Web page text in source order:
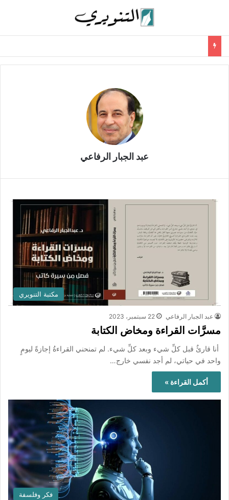
عبد الجبار الرفاعي
مكتبة التنويري
عبد الجبار الرفاعي 22 سبتمبر، 2023
مسرَّات القراءة ومخاض الكتابة
أنا قارئٌ قبل كلِّ شيء وبعد كلِّ شيء. لم تمنحني القراءةُ إجازةً ليومٍ
واحد في حياتي، لم أجد نفسي خارج…
أكمل القراءة »
فكر وفلسفة